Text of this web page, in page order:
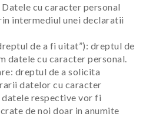
cu caracter personal
intermediul unei declaratii
de a fi uitat”): dreptul de
datele cu caracter personal.
dreptul de a solicita
datelor cu caracter
datele respective vor fi
de noi doar in anumite